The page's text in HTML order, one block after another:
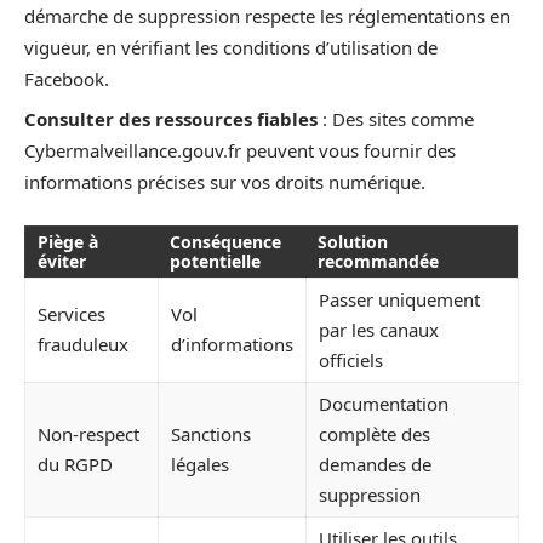
démarche de suppression respecte les réglementations en
vigueur, en vérifiant les conditions d’utilisation de
Facebook.
Consulter des ressources fiables : Des sites comme
Cybermalveillance.gouv.fr peuvent vous fournir des
informations précises sur vos droits numérique.
Piège à
éviter
Conséquence
potentielle
Solution
recommandée
Services
frauduleux
Vol
d’informations
Passer uniquement
par les canaux
officiels
Non-respect
du RGPD
Sanctions
légales
Documentation
complète des
demandes de
suppression
Utiliser les outils